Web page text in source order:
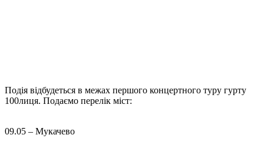
Подія відбудеться в межах першого концертного туру гурту
100лиця. Подаємо перелік міст:
09.05 – Мукачево